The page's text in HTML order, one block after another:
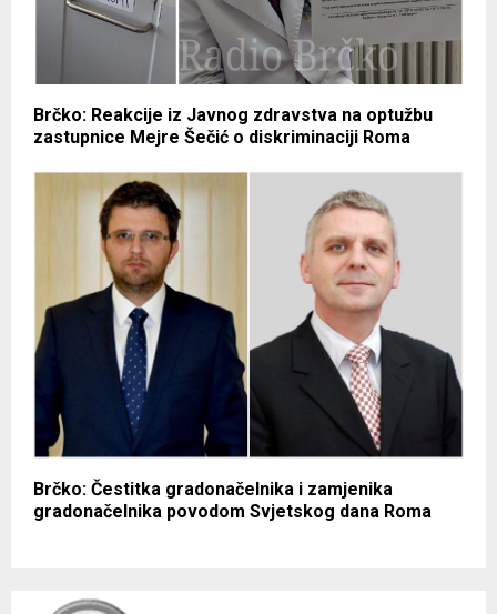
Brčko: Reakcije iz Javnog zdravstva na optužbu
zastupnice Mejre Šečić o diskriminaciji Roma
Brčko: Čestitka gradonačelnika i zamjenika
gradonačelnika povodom Svjetskog dana Roma